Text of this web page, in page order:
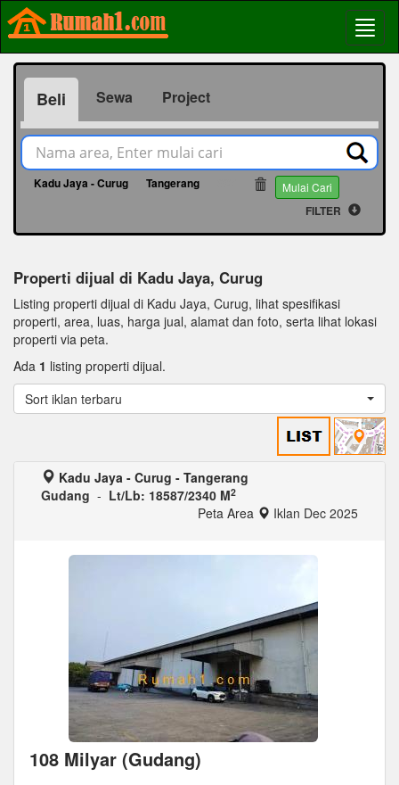
Beli Sewa Project
Kadu Jaya - Curug Tangerang Mulai Cari
FILTER
Properti dijual di Kadu Jaya, Curug
Listing properti dijual di Kadu Jaya, Curug, lihat spesifikasi
properti, area, luas, harga jual, alamat dan foto, serta lihat lokasi
properti via peta.
Ada 1 listing properti dijual.
Sort iklan terbaru
Kadu Jaya - Curug - Tangerang
Gudang - Lt/Lb: 18587/2340 M2
Peta Area Iklan Dec 2025
108 Milyar (Gudang)